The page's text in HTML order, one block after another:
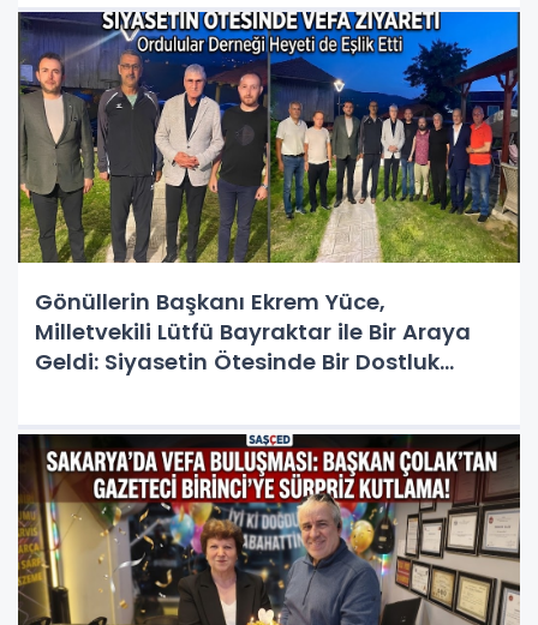
Gönüllerin Başkanı Ekrem Yüce,
Milletvekili Lütfü Bayraktar ile Bir Araya
Geldi: Siyasetin Ötesinde Bir Dostluk